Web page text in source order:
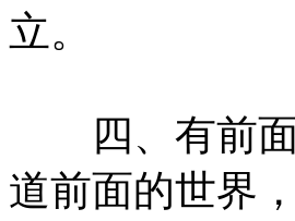
立。
四、有前面
道前面的世界